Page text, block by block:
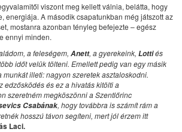
viszont meg kellett válnia, belátta, hogy
energiája. A második csapatunkban még játszott az
mostanra azonban tényleg befejezte – egész
ennyi minden.
a feleségem, Anett, a gyerekeink, Lottiés
időt velük tölteni. Emellett pedig van egy másik
munkát illeti: nagyon szeretek asztaloskodni.
edzősködés és ez a hivatás kitölti a
szeretném megköszönni a Szentlőrinc
Csabának, hogy továbbra is számít rám a
hosszú távon segíteni, mert jól érzem itt
Laci.